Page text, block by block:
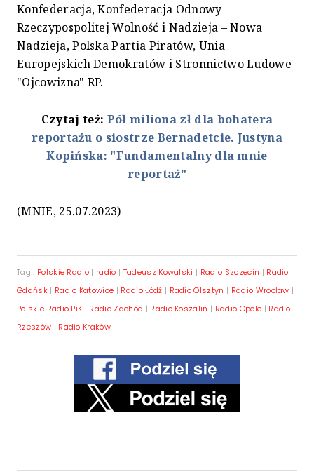
Konfederacja, Konfederacja Odnowy
Rzeczypospolitej Wolność i Nadzieja – Nowa
Nadzieja, Polska Partia Piratów, Unia
Europejskich Demokratów i Stronnictwo Ludowe
"Ojcowizna" RP.
Czytaj też: Pół miliona zł dla bohatera
reportażu o siostrze Bernadetcie. Justyna
Kopińska: "Fundamentalny dla mnie
reportaż"
(MNIE, 25.07.2023)
Tagi: Polskie Radio | radio | Tadeusz Kowalski | Radio Szczecin | Radio
Gdańsk | Radio Katowice | Radio Łódź | Radio Olsztyn | Radio Wrocław |
Polskie Radio PiK | Radio Zachód | Radio Koszalin | Radio Opole | Radio
Rzeszów | Radio Kraków